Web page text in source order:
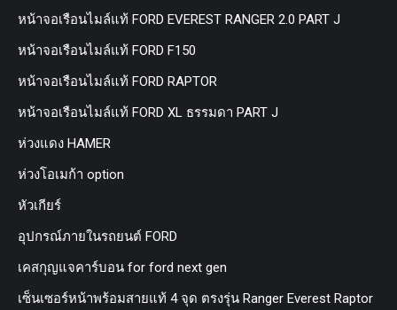
หน้าจอเรือนไมล์แท้ FORD EVEREST RANGER 2.0 PART J
หน้าจอเรือนไมล์แท้ FORD F150
หน้าจอเรือนไมล์แท้ FORD RAPTOR
หน้าจอเรือนไมล์แท้ FORD XL ธรรมดา PART J
ห่วงแดง HAMER
ห่วงโอเมก้า option
หัวเกียร์
อุปกรณ์ภายในรถยนต์ FORD
เคสกุญแจคาร์บอน for ford next gen
เซ็นเซอร์หน้าพร้อมสายแท้ 4 จุด ตรงรุ่น Ranger Everest Raptor